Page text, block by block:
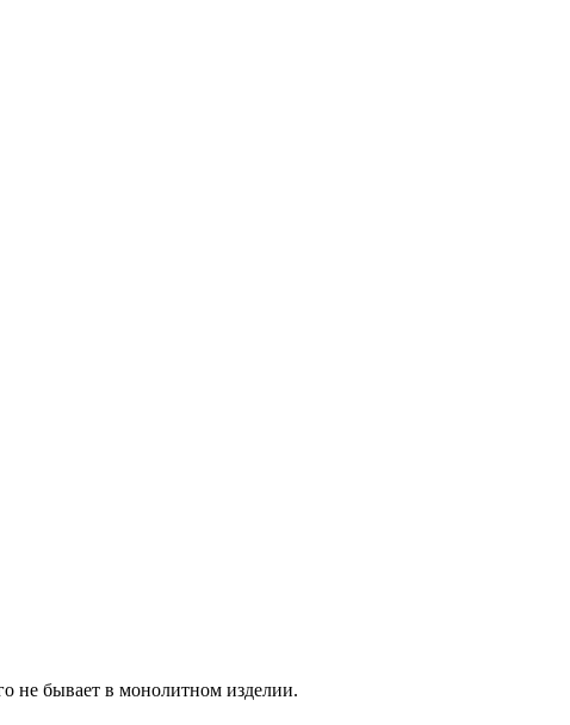
не бывает в монолитном изделии.